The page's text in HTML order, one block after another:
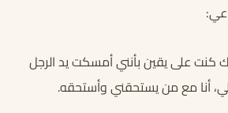
كنت على يقين بأنني أمسكت يد الرجل
أنا مع من يستحقني وأستحقه.